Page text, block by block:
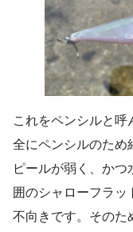
これをペンシルと
全にペンシルのため
ピールが弱く、か
囲のシャローフラッ
不向きです。そのた